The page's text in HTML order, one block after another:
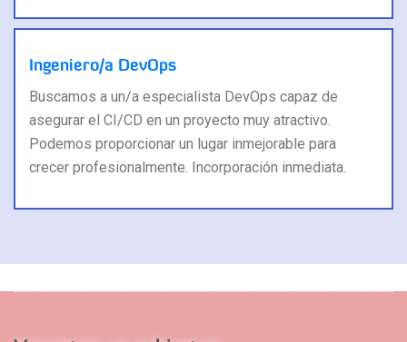
Ingeniero/a DevOps
Buscamos a un/a especialista DevOps capaz de
asegurar el CI/CD en un proyecto muy atractivo.
Podemos proporcionar un lugar inmejorable para
crecer profesionalmente. Incorporación inmediata.